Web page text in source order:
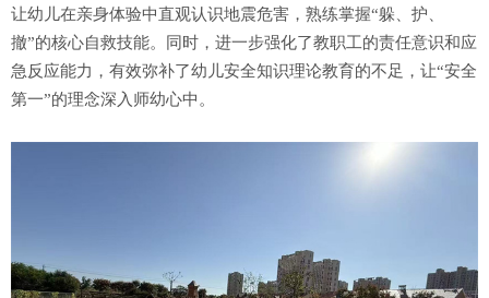
让幼儿在亲身体验中直观认识地震危害，熟练掌握“躲、护、
撤”的核心自救技能。同时，进一步强化了教职工的责任意识和应
急反应能力，有效弥补了幼儿安全知识理论教育的不足，让“安全
第一”的理念深入师幼心中。